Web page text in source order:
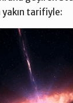
tarifiyle: